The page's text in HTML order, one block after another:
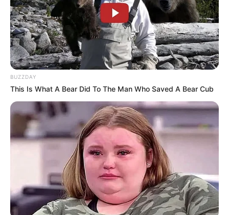
BUZZDAY
This Is What A Bear Did To The Man Who Saved A Bear Cub